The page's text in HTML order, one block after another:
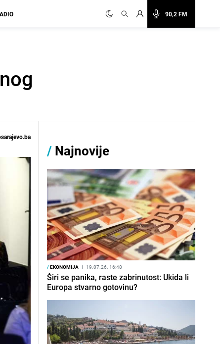
90,2 FM
/ Najnovije
/EKONOMIJA I 19.07.26. 16:48
Širi se panika, raste zabrinutost: Ukida li
Europa stvarno gotovinu?